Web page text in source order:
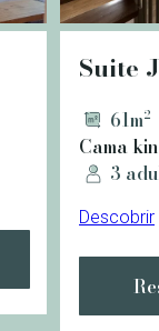
Suite
61m²
Cama
3
Descobrir